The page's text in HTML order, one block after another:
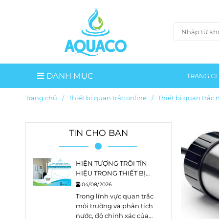
DANH MỤC TRANG
Trang chủ / Thiết bị quan trắc online / Thiết bị quan trắc
TIN CHO BẠN
HIỆN TƯỢNG TRÔI TÍN
HIỆU TRONG THIẾT BỊ
PHÂN TÍCH LÀ GÌ?
NGUYÊN NHÂN, DẤU HIỆU
VÀ CÁCH KHẮC PHỤC
04/08/2026
Trong lĩnh vực quan trắc
môi trường và phân tích
nước, độ chính xác của